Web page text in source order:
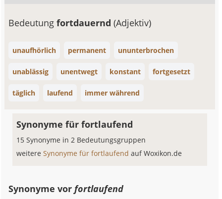
Bedeutungfortdauernd(Adjektiv)
unaufhörlich permanent ununterbrochen
unablässig unentwegt konstant fortgesetzt
täglich laufend immer während
Synonyme für fortlaufend
15 Synonyme in 2 Bedeutungsgruppen
weitereSynonyme für fortlaufendauf Woxikon.de
Synonyme vorfortlaufend